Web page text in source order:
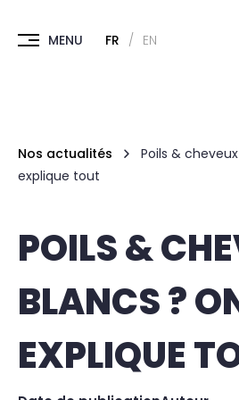
FR EN
Nos actualités
Poils &
explique tout
POILS &
BLANCS ?
EXPLIQUE